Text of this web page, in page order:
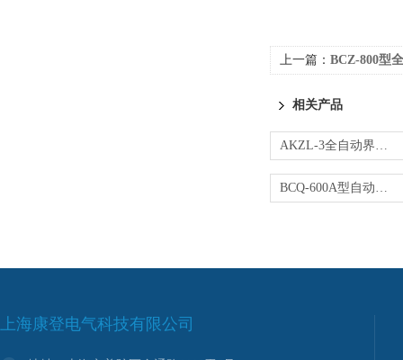
上一篇： BCZ-800型
相关产品
AKZL-3全自动界面张力仪
BCQ-600A型自动凝点测定仪
上海康登电气科技有限公司